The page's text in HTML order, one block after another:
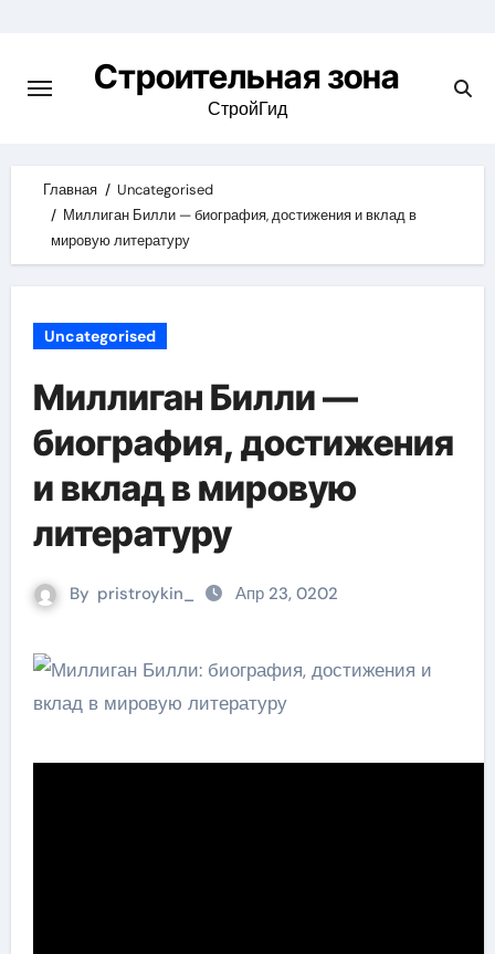
content
Строительная зона
СтройГид
Главная
Uncategorised
Миллиган Билли — биография, достижения и вклад в
мировую литературу
Uncategorised
Миллиган Билли —
биография, достижения
и вклад в мировую
литературу
By pristroykin_ Апр 23, 0202